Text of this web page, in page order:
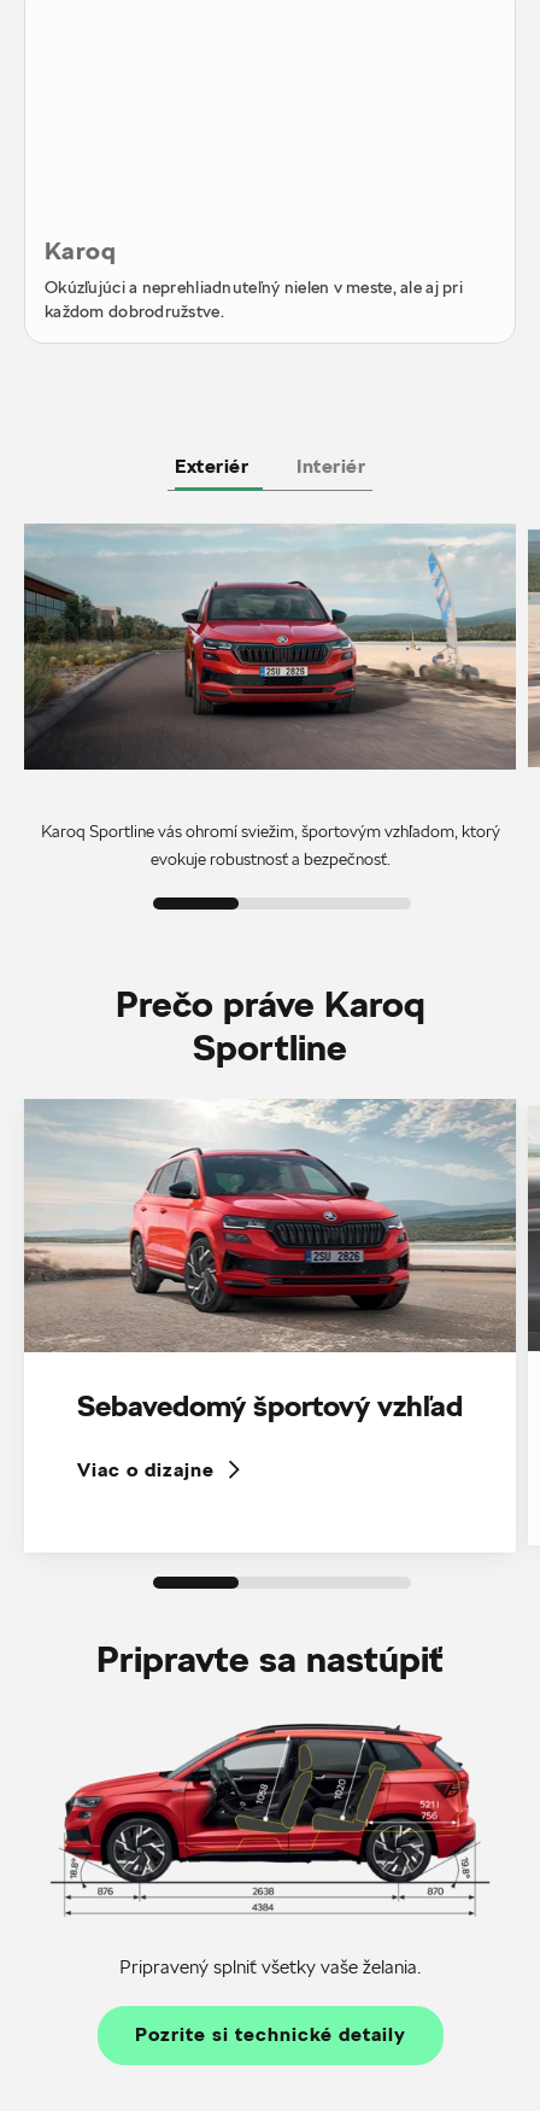
Karoq
Okúzľujúci a neprehliadnuteľný nielen v meste, ale aj pri
každom dobrodružstve.
Exteriér Interiér
Karoq Sportline vás ohromí sviežim, športovým vzhľadom, ktorý
evokuje robustnosť a bezpečnosť.
Prečo práve Karoq
Sportline
Sebavedomý športový vzhľad
Viac o dizajne
Pripravte sa nastúpiť
Pripravený splniť všetky vaše želania.
Pozrite si technické detaily